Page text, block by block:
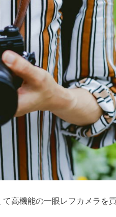
高機能の一眼レフカメラを